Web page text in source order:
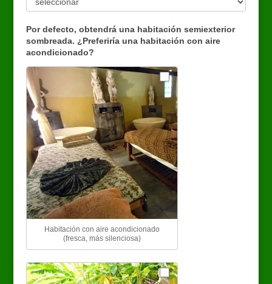
persona
para
persona
4
Por defecto, obtendrá una habitación semiexterior
sombreada. ¿Preferiría una habitación con aire
acondicionado?
Habitación con aire acondicionado
(fresca, más silenciosa)